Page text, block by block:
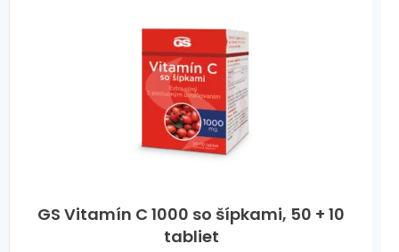
GS Vitamín C 1000 so šípkami, 50 + 10
tabliet